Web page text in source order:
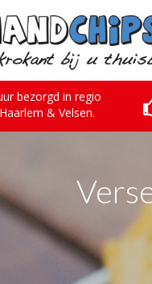
bezorgd in regio
& Velsen.